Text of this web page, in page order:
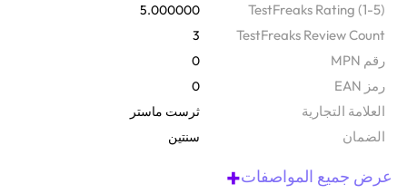
عالية وتمنحك تحكمًا فائقًا عند كل زاوية من كل مسار.
TestFreaks Rating (1-5)
5.000000
TestFreaks Review Count
3
رقم MPN 0
رمز EAN 0
‫العلامة التجارية ثرست ماستر
الضمان‬ سنتين
عرض جميع المواصفات+